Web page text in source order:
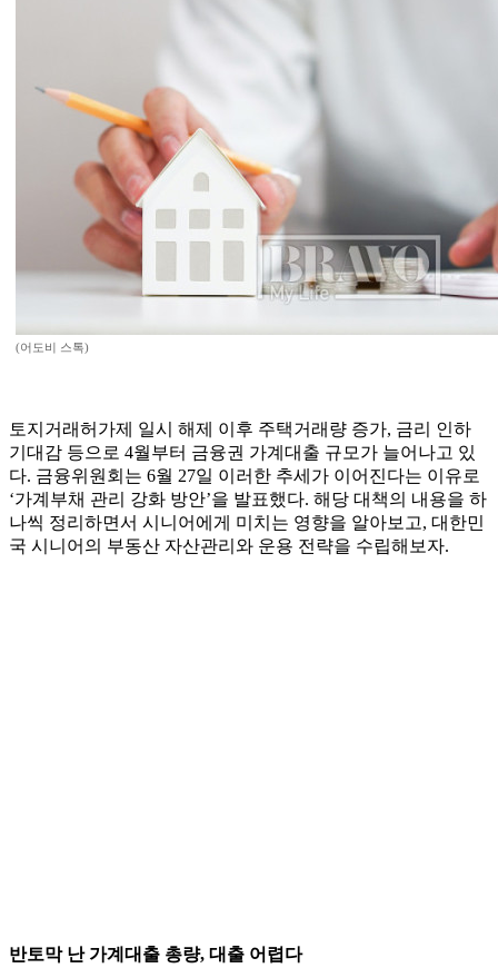
(어도비 스톡)
토지거래허가제 일시 해제 이후 주택거래량 증가, 금리 인하
기대감 등으로 4월부터 금융권 가계대출 규모가 늘어나고 있
다. 금융위원회는 6월 27일 이러한 추세가 이어진다는 이유로
‘가계부채 관리 강화 방안’을 발표했다. 해당 대책의 내용을 하
나씩 정리하면서 시니어에게 미치는 영향을 알아보고, 대한민
국 시니어의 부동산 자산관리와 운용 전략을 수립해보자.
반토막 난 가계대출 총량, 대출 어렵다